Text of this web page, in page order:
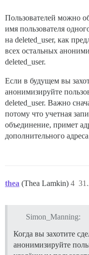
Пользователей можно
имя пользователя
на deleted_user, как
всех остальных
deleted_user.
Если в будущем вы
анонимизируйте
deleted_user. Важно
потому что учетная
объединение, примет
дополнительного
thea (Thea Lamkin) 4
Simon_Manning:
Когда вы захотите
анонимизируйте